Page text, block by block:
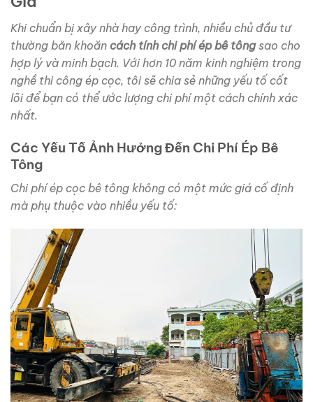
Khi chuẩn bị xây nhà hay công trình, nhiều chủ đầu tư
thường băn khoăn cách tính chi phí ép bê tôngsao cho
hợp lý và minh bạch. Với hơn 10 năm kinh nghiệm trong
nghề thi công ép cọc, tôi sẽ chia sẻ những yếu tố cốt
lõi để bạn có thể ước lượng chi phí một cách chính xác
nhất.
Các Yếu Tố Ảnh Hưởng Đến Chi Phí Ép Bê
Tông
Chi phí ép cọc bê tông không có một mức giá cố định
mà phụ thuộc vào nhiều yếu tố: